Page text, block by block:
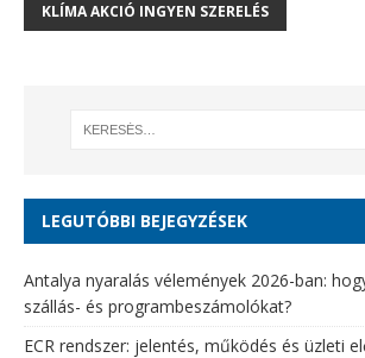
​KLÍMA AKCIÓ INGYEN SZERELÉS
LEGUTÓBBI BEJEGYZÉSEK
Antalya nyaralás vélemények 2026-ban:
szállás- és programbeszámolókat?
ECR rendszer: jelentés, működés és üzleti